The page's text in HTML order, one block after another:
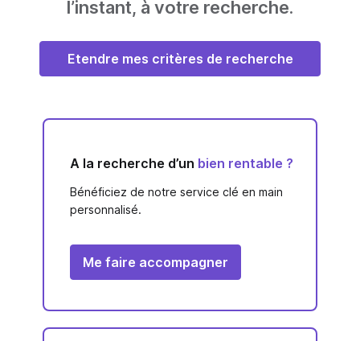
l’instant, à votre recherche.
Etendre mes critères de recherche
A la recherche d’un bien rentable ?
Bénéficiez de notre service clé en main
personnalisé.
Me faire accompagner